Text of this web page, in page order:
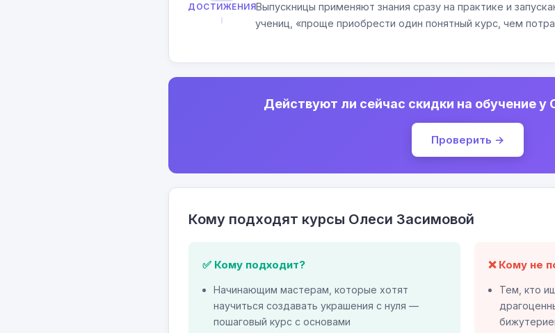
ДОСТИЖЕНИЯВыпускницы применяют знания сразу на практике и
учениц, «проще приобрести один понятный курс, чем
Действуют ли сейчас скидки на обучение у
Проверить →
Кому подходят курсы Олеси Засимовой
✅ Кому подходит?
Начинающим мастерам, которые хотят
научиться создавать украшения с нуля —
пошаговый курс с основами
❌ Кому не
Тем, кто